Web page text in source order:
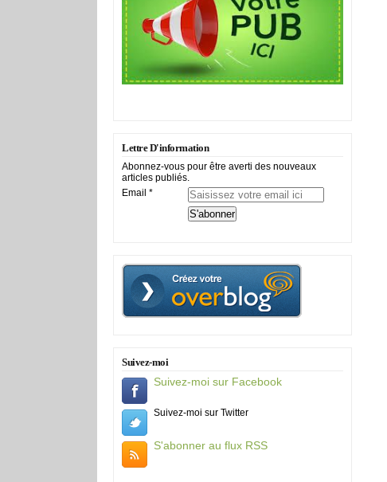
Lettre D'information
Abonnez-vous pour être averti des nouveaux
articles publiés.
Email
Suivez-moi
Suivez-moi sur Facebook
Suivez-moi sur Twitter
S'abonner au flux RSS